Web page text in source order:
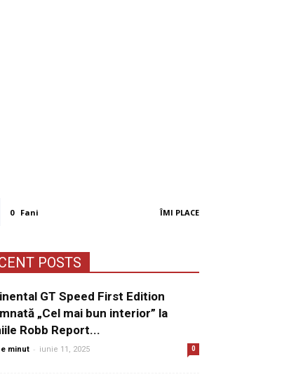
0 Fani ÎMI PLACE
POSTS
GT Speed First Edition
„Cel mai bun interior” la
Robb Report...
minut - iunie 11, 2025 0